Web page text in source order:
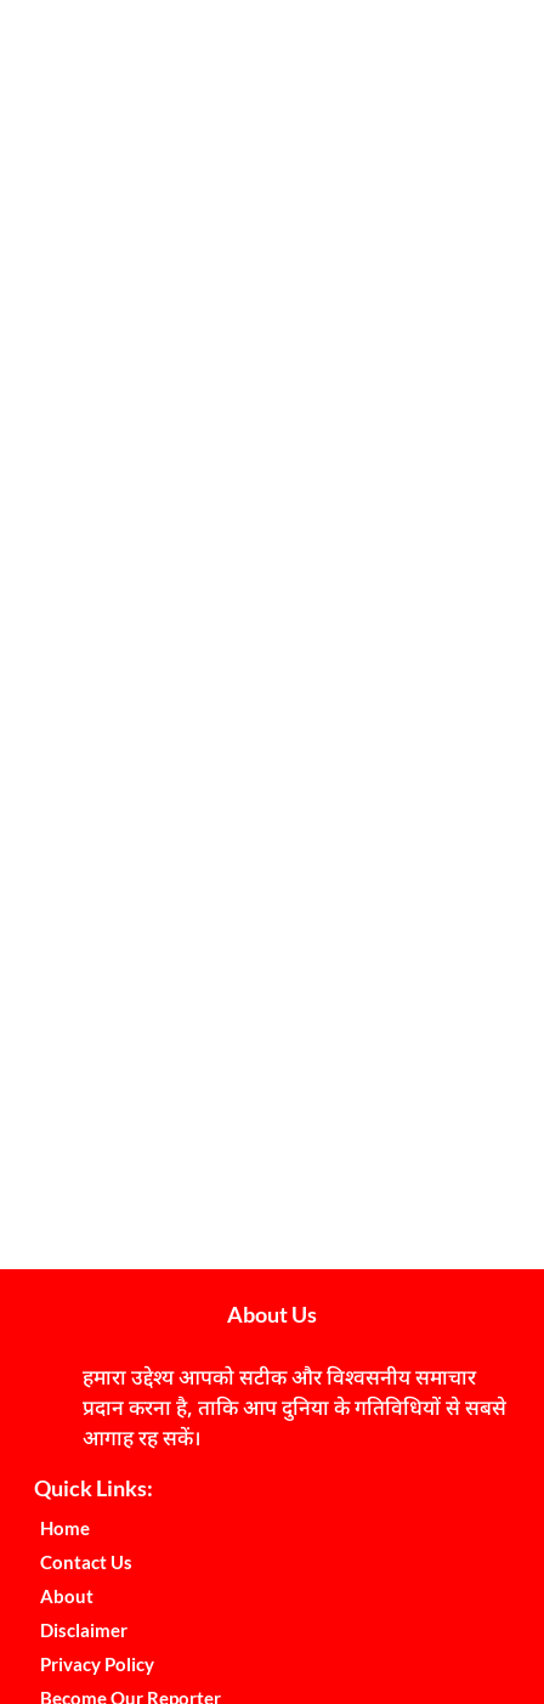
About Us
हमारा उद्देश्य आपको सटीक और विश्वसनीय समाचार
प्रदान करना है, ताकि आप दुनिया के गतिविधियों से सबसे
आगाह रह सकें।
Quick Links:
Home
Contact Us
About
Disclaimer
Privacy Policy
Become Our Reporter